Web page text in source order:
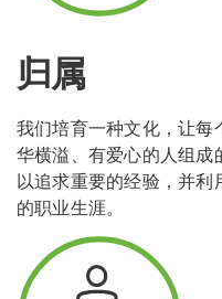
归属
我们培育一种文化，让
华横溢、有爱心的人组
以追求重要的经验，并
的职业生涯。